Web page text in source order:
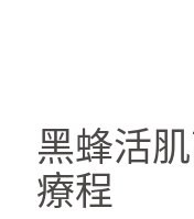
黑蜂活
療程